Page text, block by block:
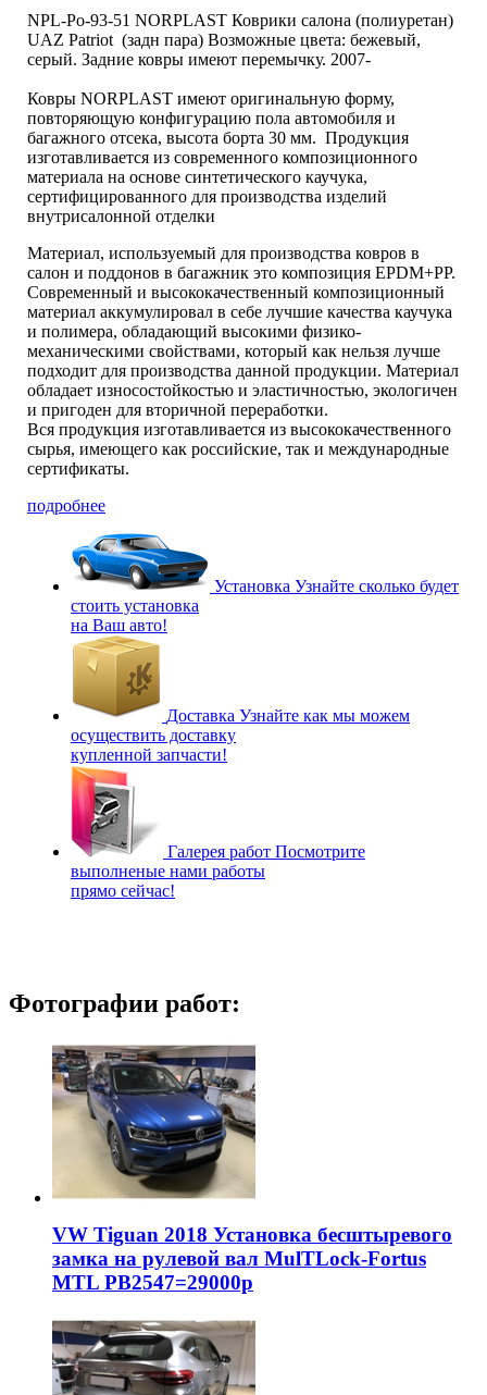
NPL-Po-93-51 NORPLAST Коврики салона (полиуретан)
UAZ Patriot (задн пара) Возможные цвета: бежевый,
серый. Задние ковры имеют перемычку. 2007-
Ковры NORPLAST имеют оригинальную форму,
повторяющую конфигурацию пола автомобиля и
багажного отсека, высота борта 30 мм. Продукция
изготавливается из современного композиционного
материала на основе синтетического каучука,
сертифицированного для производства изделий
внутрисалонной отделки
Материал, используемый для производства ковров в
салон и поддонов в багажник это композиция EPDM+PP.
Современный и высококачественный композиционный
материал аккумулировал в себе лучшие качества каучука
и полимера, обладающий высокими физико-
механическими свойствами, который как нельзя лучше
подходит для производства данной продукции. Материал
обладает износостойкостью и эластичностью, экологичен
и пригоден для вторичной переработки.
Вся продукция изготавливается из высококачественного
сырья, имеющего как российские, так и международные
сертификаты.
подробнее
Установка Узнайте сколько будет
стоить установка
на Ваш авто!
Доставка Узнайте как мы можем
осуществить доставку
купленной запчасти!
Галерея работ Посмотрите
выполненые нами работы
прямо сейчас!
Фотографии работ:
VW Tiguan 2018 Установка бесштыревого
замка на рулевой вал MulTLock-Fortus
MTL РВ2547=29000р